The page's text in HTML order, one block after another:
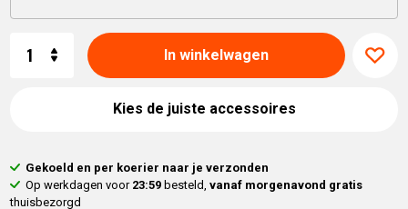
In winkelwagen
Kies de juiste accessoires
Gekoeld en per koerier naar je verzonden
Op werkdagen voor 23:59 besteld,vanaf morgenavond gratis
thuisbezorgd